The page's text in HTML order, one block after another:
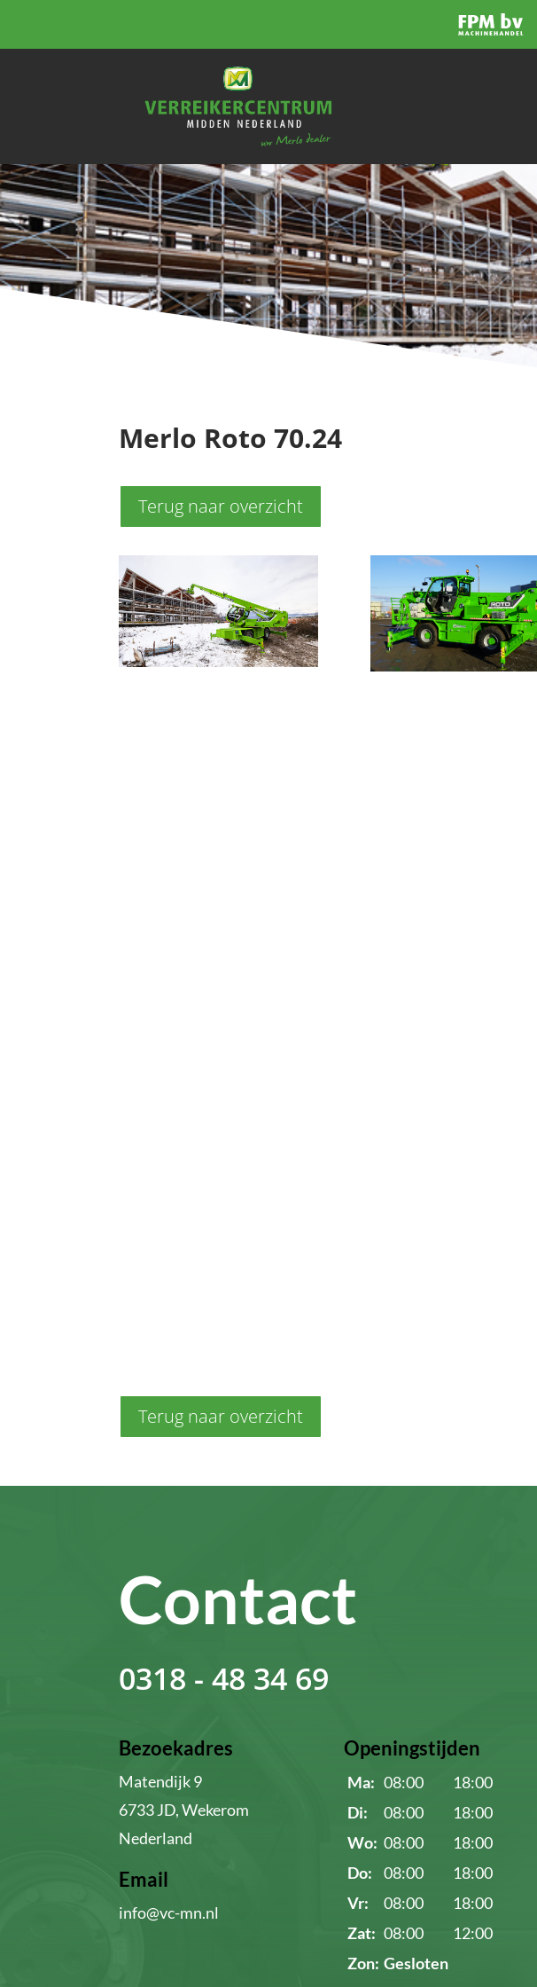
Merlo Roto 70.24
Terug naar overzicht
Terug naar overzicht
Contact
0318 - 48 34 69
Bezoekadres
Matendijk 9
6733 JD, Wekerom
Nederland
Email
info@vc-mn.nl
Openingstijden
Ma: 08:00
18:00
Di:
08:00
18:00
Wo: 08:00
18:00
Do:
08:00
18:00
Vr:
08:00
18:00
Zat: 08:00
12:00
Zon: Gesloten